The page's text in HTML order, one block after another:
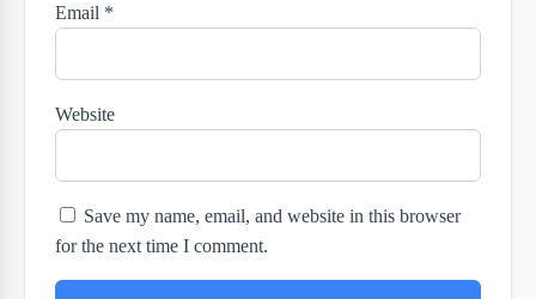
Email *
Website
Save my name, email, and website in this browser
for the next time I comment.